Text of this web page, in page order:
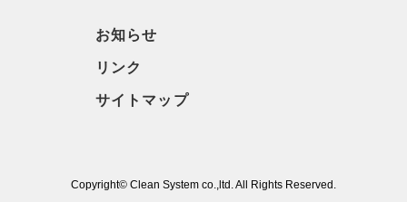
お知らせ
リンク
サイトマップ
Copyright© Clean System co.,ltd. All Rights Reserved.